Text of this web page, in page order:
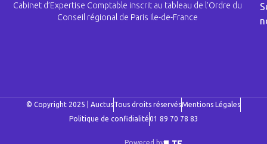
Cabinet d’Expertise Comptable inscrit au tableau de l’Ordre du
Conseil régional de Paris Ile-de-France
© Copyright 2025 | AuctusTous droits réservésMentions Légales
Politique de confidialité01 89 70 78 83